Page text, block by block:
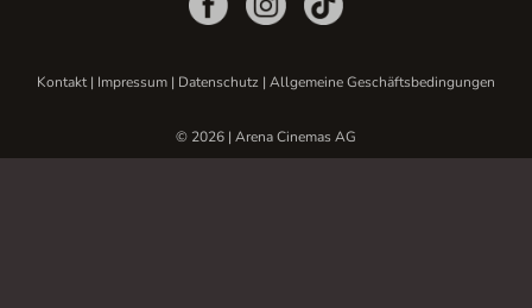
Kontakt| Impressum | Datenschutz | Allgemeine Geschäftsbedingungen
© 2026 | Arena Cinemas AG